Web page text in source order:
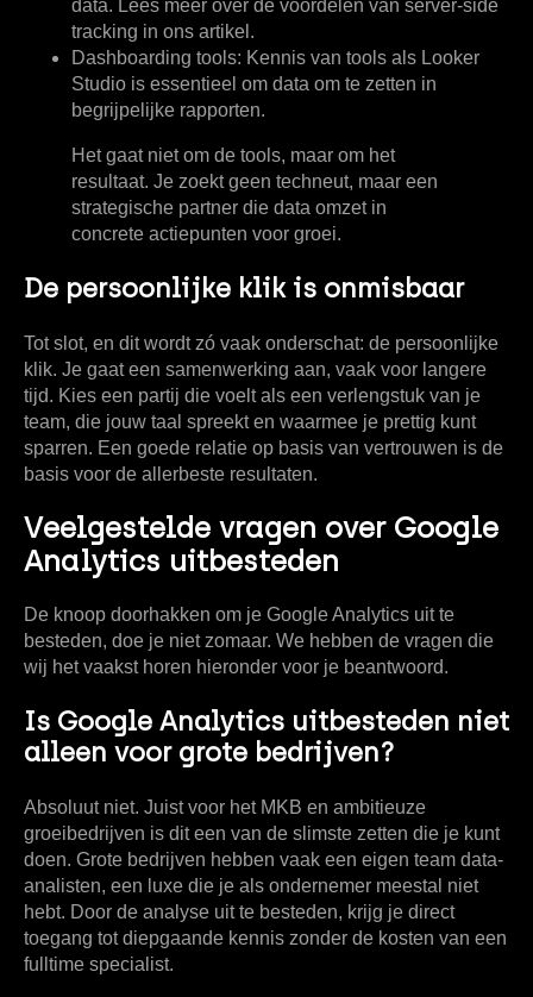
data. Lees meer over de voordelen van server-side
tracking in ons artikel.
Dashboarding tools: Kennis van tools als Looker
Studio is essentieel om data om te zetten in
begrijpelijke rapporten.
Het gaat niet om de tools, maar om het
resultaat. Je zoekt geen techneut, maar een
strategische partner die data omzet in
concrete actiepunten voor groei.
De persoonlijke klik is onmisbaar
Tot slot, en dit wordt zó vaak onderschat: de persoonlijke
klik. Je gaat een samenwerking aan, vaak voor langere
tijd. Kies een partij die voelt als een verlengstuk van je
team, die jouw taal spreekt en waarmee je prettig kunt
sparren. Een goede relatie op basis van vertrouwen is de
basis voor de allerbeste resultaten.
Veelgestelde vragen over Google
Analytics uitbesteden
De knoop doorhakken om je Google Analytics uit te
besteden, doe je niet zomaar. We hebben de vragen die
wij het vaakst horen hieronder voor je beantwoord.
Is Google Analytics uitbesteden niet
alleen voor grote bedrijven?
Absoluut niet. Juist voor het MKB en ambitieuze
groeibedrijven is dit een van de slimste zetten die je kunt
doen. Grote bedrijven hebben vaak een eigen team data-
analisten, een luxe die je als ondernemer meestal niet
hebt. Door de analyse uit te besteden, krijg je direct
toegang tot diepgaande kennis zonder de kosten van een
fulltime specialist.